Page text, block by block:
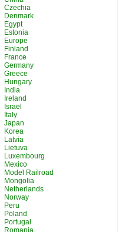
Czechia
Denmark
Egypt
Estonia
Europe
Finland
France
Germany
Greece
Hungary
India
Ireland
Israel
Italy
Japan
Korea
Latvia
Lietuva
Luxembourg
Mexico
Model Railroad
Mongolia
Netherlands
Norway
Peru
Poland
Portugal
Romania